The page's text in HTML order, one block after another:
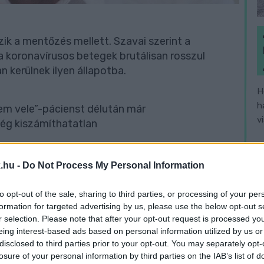
- Do Not Process My Personal Information
opt-out of the sale, sharing to third parties, or processing of your
for targeted advertising by us, please use the below opt-out
selection. Please note that after your opt-out request is processed
interest-based ads based on personal information utilized by us
to third parties prior to your opt-out. You may separately
of your personal information by third parties on the IAB’s list of
a mentőzés mellett. Szavai szerint a
koronavírusos betegek brutálisan rosszul
kerülnek ilyen állapotba.
vele”-pácienst délután már
kiszámíthatatlan
alapján leghamarabb fél év múlva lehet